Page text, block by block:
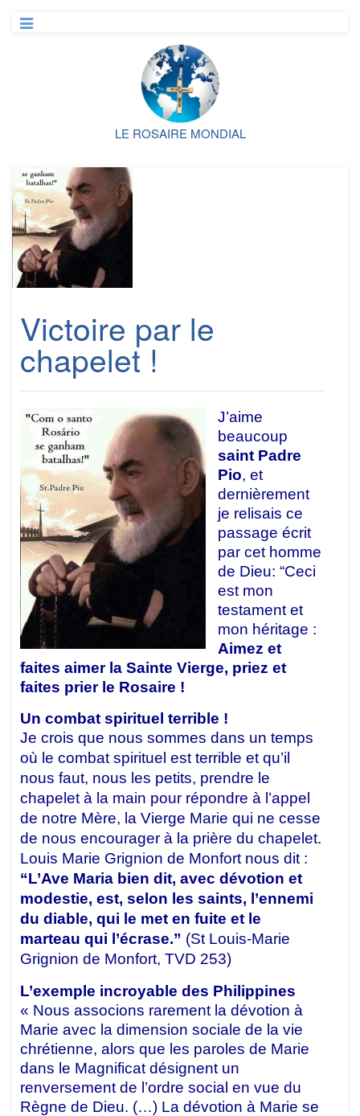
LE ROSAIRE MONDIAL
Victoire par le
chapelet !
J’aime
beaucoup
saint Padre
Pio, et
dernièrement
je relisais ce
passage écrit
par cet homme
de Dieu: “Ceci
est mon
testament et
mon héritage :
Aimez et
faites aimer la Sainte Vierge, priez et
faites prier le Rosaire !
Un combat spirituel terrible !
Je crois que nous sommes dans un temps
où le combat spirituel est terrible et qu’il
nous faut, nous les petits, prendre le
chapelet à la main pour répondre à l’appel
de notre Mère, la Vierge Marie qui ne cesse
de nous encourager à la prière du chapelet.
Louis Marie Grignion de Monfort nous dit :
“L’Ave Maria bien dit, avec dévotion et
modestie, est, selon les saints, l’ennemi
du diable, qui le met en fuite et le
marteau qui l’écrase.” (St Louis-Marie
Grignion de Monfort, TVD 253)
L’exemple incroyable des Philippines
« Nous associons rarement la dévotion à
Marie avec la dimension sociale de la vie
chrétienne, alors que les paroles de Marie
dans le Magnificat désignent un
renversement de l’ordre social en vue du
Règne de Dieu. (…) La dévotion à Marie se